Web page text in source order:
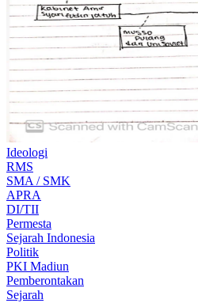
Ideologi
RMS
SMA / SMK
APRA
DI/TII
Permesta
Sejarah Indonesia
Politik
PKI Madiun
Pemberontakan
Sejarah